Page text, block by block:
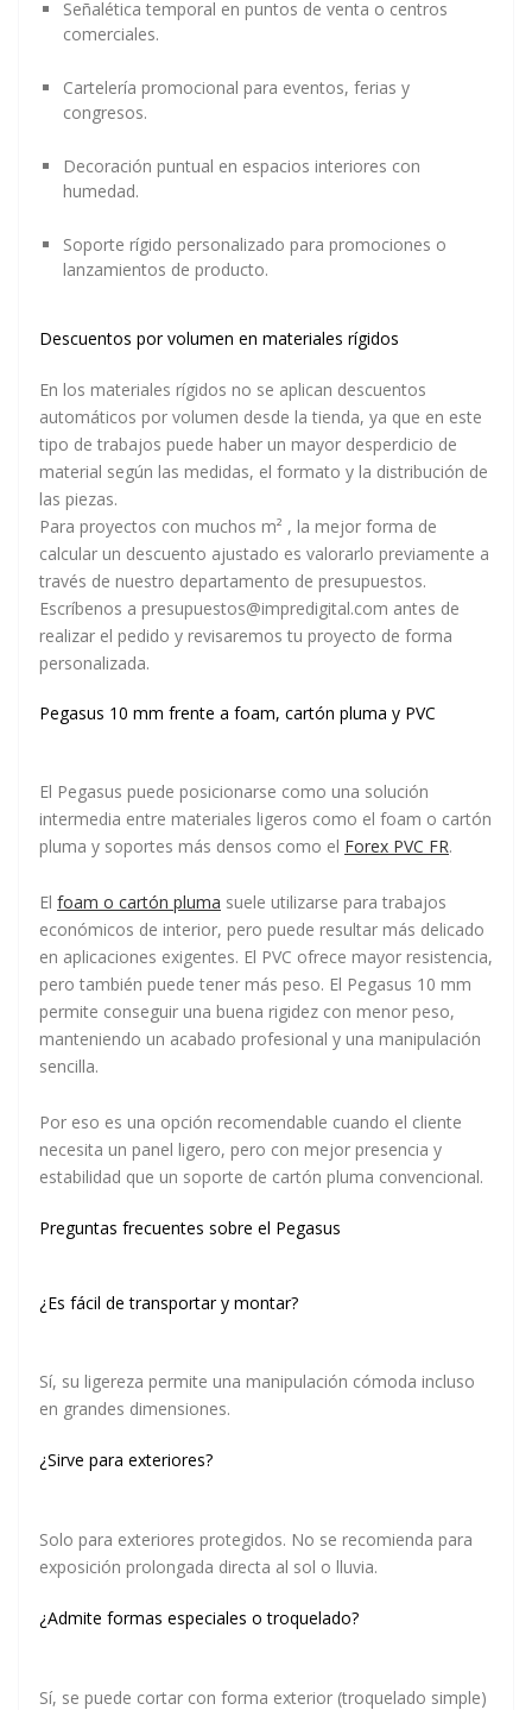
Señalética temporal en puntos de venta o centros
comerciales.
Cartelería promocional para eventos, ferias y
congresos.
Decoración puntual en espacios interiores con
humedad.
Soporte rígido personalizado para promociones o
lanzamientos de producto.
Descuentos por volumen en materiales rígidos
En los materiales rígidos no se aplican descuentos
automáticos por volumen desde la tienda, ya que en este
tipo de trabajos puede haber un mayor desperdicio de
material según las medidas, el formato y la distribución de
las piezas.
Para proyectos con muchos m² , la mejor forma de
calcular un descuento ajustado es valorarlo previamente a
través de nuestro departamento de presupuestos.
Escríbenos a presupuestos@impredigital.com antes de
realizar el pedido y revisaremos tu proyecto de forma
personalizada.
Pegasus 10 mm frente a foam, cartón pluma y PVC
El Pegasus puede posicionarse como una solución
intermedia entre materiales ligeros como el foam o cartón
pluma y soportes más densos como el Forex PVC FR.
El foam o cartón pluma suele utilizarse para trabajos
económicos de interior, pero puede resultar más delicado
en aplicaciones exigentes. El PVC ofrece mayor resistencia,
pero también puede tener más peso. El Pegasus 10 mm
permite conseguir una buena rigidez con menor peso,
manteniendo un acabado profesional y una manipulación
sencilla.
Por eso es una opción recomendable cuando el cliente
necesita un panel ligero, pero con mejor presencia y
estabilidad que un soporte de cartón pluma convencional.
Preguntas frecuentes sobre el Pegasus
¿Es fácil de transportar y montar?
Sí, su ligereza permite una manipulación cómoda incluso
en grandes dimensiones.
¿Sirve para exteriores?
Solo para exteriores protegidos. No se recomienda para
exposición prolongada directa al sol o lluvia.
¿Admite formas especiales o troquelado?
Sí, se puede cortar con forma exterior (troquelado simple)